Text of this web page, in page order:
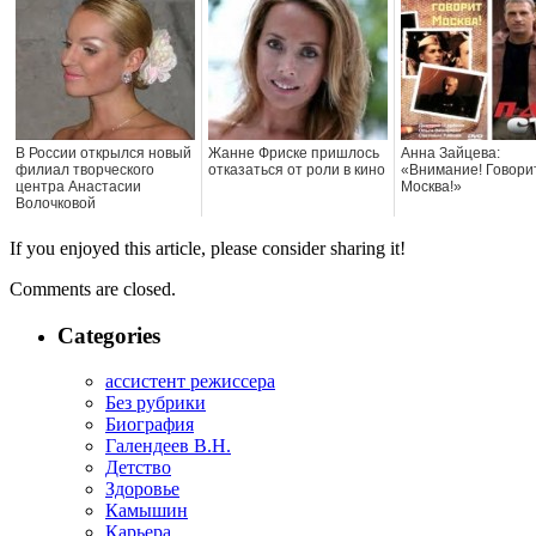
В России открылся новый
филиал творческого
центра Анастасии
Волочковой
Жанне Фриске пришлось
отказаться от роли в кино
Анна Зайцева:
«Внимание!
Москва!»
If you enjoyed this article, please consider sharing it!
Comments are closed.
Categories
ассистент режиссера
Без рубрики
Биография
Галендеев В.Н.
Детство
Здоровье
Камышин